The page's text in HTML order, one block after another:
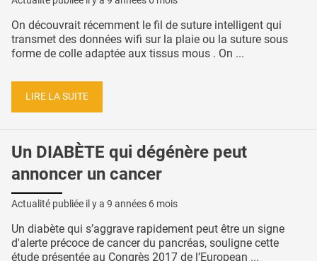
On découvrait récemment le fil de suture intelligent qui
transmet des données wifi sur la plaie ou la suture sous
forme de colle adaptée aux tissus mous . On ...
LIRE LA SUITE
Un DIABÈTE qui dégénère peut
annoncer un cancer
Actualité publiée il y a 9 années 6 mois
Un diabète qui s’aggrave rapidement peut être un signe
d'alerte précoce de cancer du pancréas, souligne cette
étude présentée au Congrès 2017 de l’European ...